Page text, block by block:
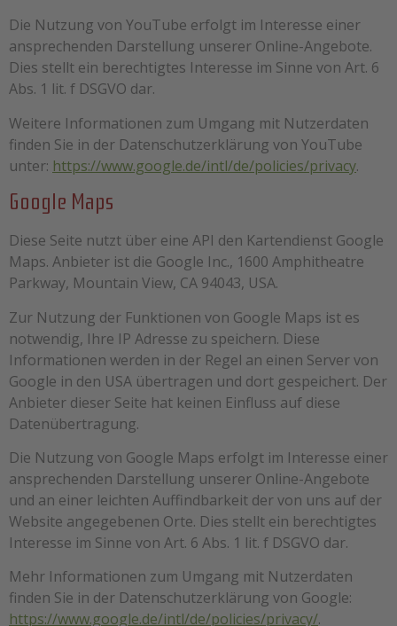
Die Nutzung von YouTube erfolgt im Interesse einer
ansprechenden Darstellung unserer Online-Angebote.
Dies stellt ein berechtigtes Interesse im Sinne von Art. 6
Abs. 1 lit. f DSGVO dar.
Weitere Informationen zum Umgang mit Nutzerdaten
finden Sie in der Datenschutzerklärung von YouTube
unter: https://www.google.de/intl/de/policies/privacy.
Google Maps
Diese Seite nutzt über eine API den Kartendienst Google
Maps. Anbieter ist die Google Inc., 1600 Amphitheatre
Parkway, Mountain View, CA 94043, USA.
Zur Nutzung der Funktionen von Google Maps ist es
notwendig, Ihre IP Adresse zu speichern. Diese
Informationen werden in der Regel an einen Server von
Google in den USA übertragen und dort gespeichert. Der
Anbieter dieser Seite hat keinen Einfluss auf diese
Datenübertragung.
Die Nutzung von Google Maps erfolgt im Interesse einer
ansprechenden Darstellung unserer Online-Angebote
und an einer leichten Auffindbarkeit der von uns auf der
Website angegebenen Orte. Dies stellt ein berechtigtes
Interesse im Sinne von Art. 6 Abs. 1 lit. f DSGVO dar.
Mehr Informationen zum Umgang mit Nutzerdaten
finden Sie in der Datenschutzerklärung von Google:
https://www.google.de/intl/de/policies/privacy/.